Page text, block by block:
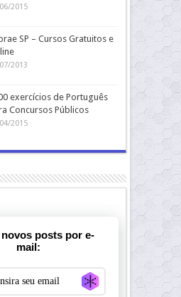
2015
SP – Cursos Gratuitos e
2013
exercícios de Português
Concursos Públicos
2015
novos posts por e-
mail:
Generate new